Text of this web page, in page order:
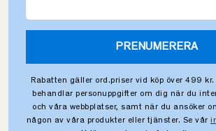
PRENUMERERA
Rabatten gäller ord.priser vid köp över 499
behandlar personuppgifter om dig när du
och våra webbplatser, samt när du ansöker
någon av våra produkter eller tjänster. Se vår